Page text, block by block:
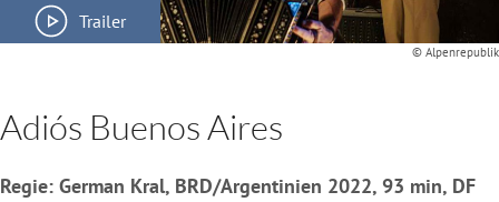
Trailer
© Alpenrepublik
Adiós Buenos Aires
Regie: German Kral, BRD/Argentinien 2022, 93 min, DF